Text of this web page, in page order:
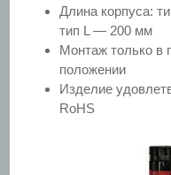
Длина корпуса:
тип L — 200 мм
Монтаж только в
положении
Изделие
RoHS